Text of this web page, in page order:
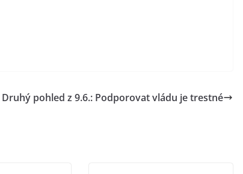
Druhý pohled z 9.6.: Podporovat vládu je trestné